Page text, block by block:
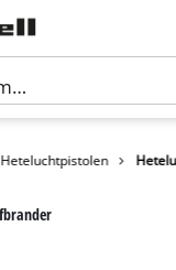
Heteluchtpistolen